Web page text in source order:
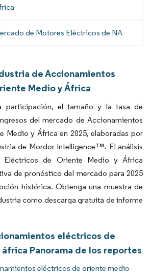
de Motores Eléctricos de NA
de Accionamientos
Medio y África
participación, el tamaño y la tasa de
del mercado de Accionamientos
Medio y África en 2025, elaboradas por
de Mordor Intelligence™. El análisis
Eléctricos de Oriente Medio y África
de pronóstico del mercado para 2025
histórica. Obtenga una muestra de
como descarga gratuita de informe
eléctricos de
Panorama de los reportes
eléctricos de oriente medio